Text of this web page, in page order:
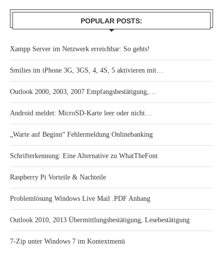
POPULAR POSTS:
Xampp Server im Netzwerk erreichbar: So gehts!
Smilies im iPhone 3G, 3GS, 4, 4S, 5 aktivieren mit…
Outlook 2000, 2003, 2007 Empfangsbestätigung,…
Android meldet: MicroSD-Karte leer oder nicht…
„Warte auf Beginn“ Fehlermeldung Onlinebanking
Schrifterkennung: Eine Alternative zu WhatTheFont
Raspberry Pi Vorteile & Nachteile
Problemlösung Windows Live Mail .PDF Anhang
Outlook 2010, 2013 Übermittlungsbestätigung, Lesebestätigung
7-Zip unter Windows 7 im Kontextmenü